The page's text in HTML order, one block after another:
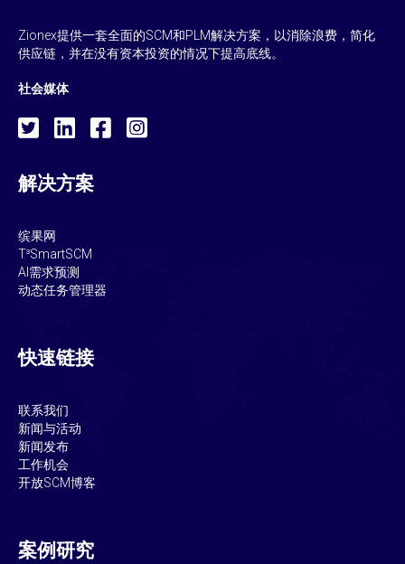
Zionex提供一套全面的SCM和PLM解决方案，以消除浪费，简化
供应链，并在没有资本投资的情况下提高底线。
社会媒体
解决方案
缤果网
T³SmartSCM
AI需求预测
动态任务管理器
快速链接
联系我们
新闻与活动
新闻发布
工作机会
开放SCM博客
案例研究